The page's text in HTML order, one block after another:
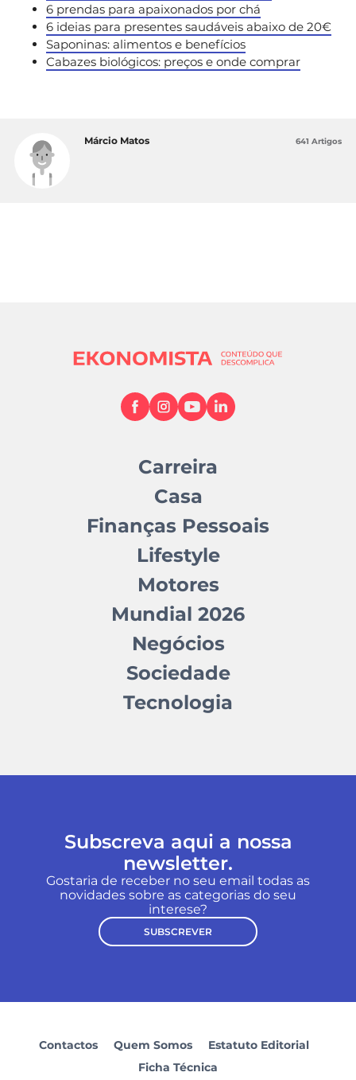
6 prendas para apaixonados por chá
6 ideias para presentes saudáveis abaixo de 20€
Saponinas: alimentos e benefícios
Cabazes biológicos: preços e onde comprar
Márcio Matos 641 Artigos
Carreira
Casa
Finanças Pessoais
Lifestyle
Motores
Mundial 2026
Negócios
Sociedade
Tecnologia
Subscreva aqui a nossa
newsletter.
Gostaria de receber no seu email todas as
novidades sobre as categorias do seu
interese?
SUBSCREVER
Contactos Quem Somos
Estatuto Editorial
Ficha Técnica